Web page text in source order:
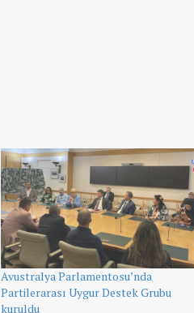
Avustralya Parlamentosu’nda
Partilerarası Uygur Destek Grubu
kuruldu